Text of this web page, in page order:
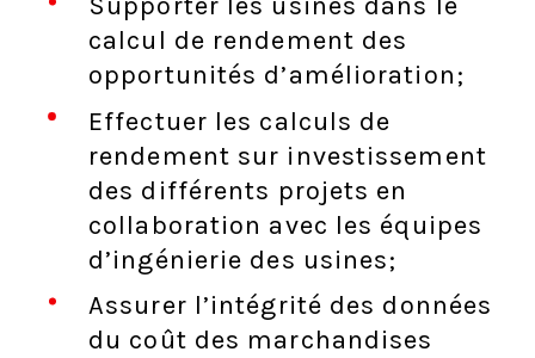
Supporter les usines dans le
calcul de rendement des
opportunités d’amélioration;
Effectuer les calculs de
rendement sur investissement
des différents projets en
collaboration avec les équipes
d’ingénierie des usines;
Assurer l’intégrité des données
du coût des marchandises